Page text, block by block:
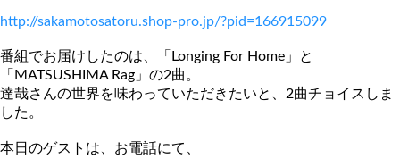
http://sakamotosatoru.shop-pro.jp/?pid=166915099
番組でお届けしたのは、「Longing For Home」と
「MATSUSHIMA Rag」の2曲。
達哉さんの世界を味わっていただきたいと、2曲チョイスしま
した 。
本日のゲストは、お電話にて、